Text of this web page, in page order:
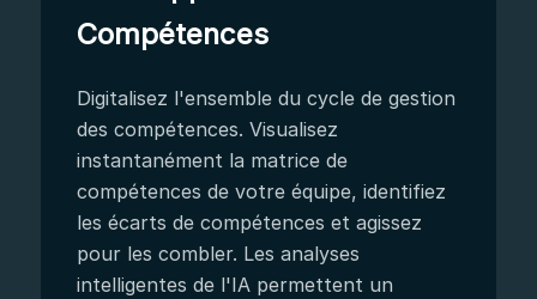
Compétences
Digitalisez l'ensemble du cycle de gestion
des compétences. Visualisez
instantanément la matrice de
compétences de votre équipe, identifiez
les écarts de compétences et agissez
pour les combler. Les analyses
intelligentes de l'IA permettent un